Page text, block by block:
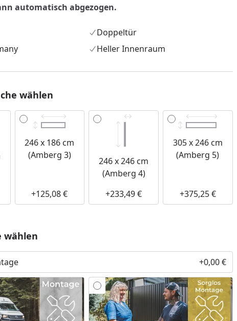
automatisch abgezogen.
Doppeltür
Heller Innenraum
wählen
246 x 186 cm
(Amberg 3)
+125,08 €
246 x 246 cm
(Amberg 4)
+233,49 €
305 x 246 cm
(Amberg 5)
+375,25 €
wählen
+0,00 €